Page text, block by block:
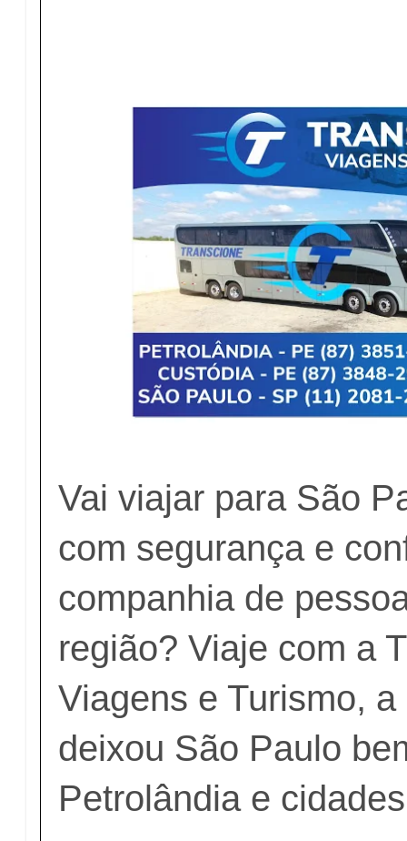
Vai viajar para São
com segurança e
companhia de
região? Viaje com a
Viagens e Turismo,
deixou São Paulo
Petrolândia e